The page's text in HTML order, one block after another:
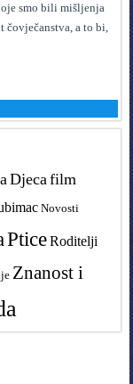
smo bili mišljenja
čovječanstva, a to bi,
Djecafilm
Novosti
Ptice Roditelji
Znanost i